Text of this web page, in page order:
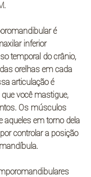
é
inferior
temporal do crânio,
orelhas em cada
articulação é
você mastigue,
Os músculos
aqueles em torno dela
controlar a posição